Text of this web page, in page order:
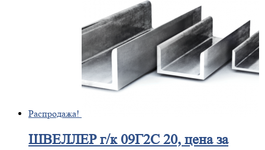
Распродажа!
ШВЕЛЛЕРг/к 09Г2С 20, цена за